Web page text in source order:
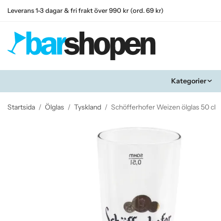
Leverans 1-3 dagar & fri frakt över 990 kr (ord. 69 kr)
Kategorier
Startsida / Ölglas / Tyskland / Schöfferhofer Weizen ölglas 50 cl